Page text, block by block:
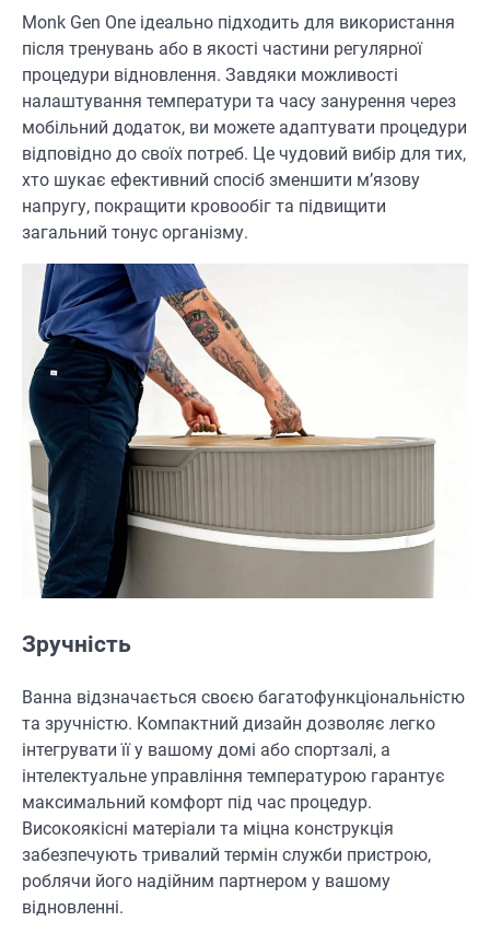
Monk Gen One ідеально підходить для використання
після тренувань або в якості частини регулярної
процедури відновлення. Завдяки можливості
налаштування температури та часу занурення через
мобільний додаток, ви можете адаптувати процедури
відповідно до своїх потреб. Це чудовий вибір для тих,
хто шукає ефективний спосіб зменшити м’язову
напругу, покращити кровообіг та підвищити
загальний тонус організму.
Зручність
Ванна відзначається своєю багатофункціональністю
та зручністю. Компактний дизайн дозволяє легко
інтегрувати її у вашому домі або спортзалі, а
інтелектуальне управління температурою гарантує
максимальний комфорт під час процедур.
Високоякісні матеріали та міцна конструкція
забезпечують тривалий термін служби пристрою,
роблячи його надійним партнером у вашому
відновленні.